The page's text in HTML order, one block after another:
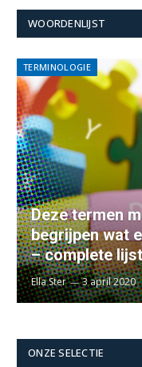
WOORDENLIJST
TERMINOLOGIE
Deze termen
begrijpen wat
– complete lijst
Ella Ster 3 april 2020
ONZE SELECTIE